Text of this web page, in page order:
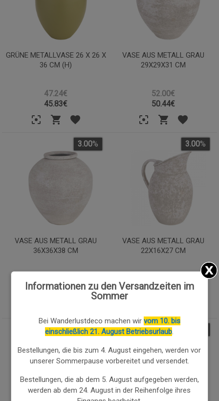
GRÜNE METALLVASE 26 X 26 X
36 CM (H)
47.24€
45.83€
VASE AUS METALL GRAU
29X29X31 CM
52.00€
50.44€
VASE AUS METALL GRAU
36X36X38 CM
3.00%
49.98€
VASE AUS METALL GRAU
22X16X27 CM
3.00%
31.75€
3.00%
Informationen zu den Versandzeiten im
Sommer
Bei Wanderlustdeco machen wir vom 10. bis
einschließlich 21. August Betriebsurlaub.
Bestellungen, die bis zum 4. August eingehen, werden vor
unserer Sommerpause vorbereitet und versendet.
Bestellungen, die ab dem 5. August aufgegeben werden,
werden ab dem 24. August in der Reihenfolge ihres